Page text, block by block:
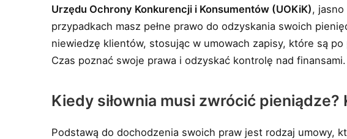
Urzędu Ochrony Konkurencji i Konsumentów (UOKiK),
przypadkach masz pełne prawo do odzyskania swoich
niewiedzę klientów, stosując w umowach zapisy, które są
Czas poznać swoje prawa i odzyskać kontrolę nad finansami.
Kiedy siłownia musi zwrócić
Podstawą do dochodzenia swoich praw jest rodzaj umowy,